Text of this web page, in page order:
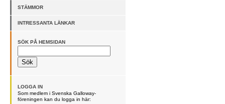
STÄMMOR
INTRESSANTA LÄNKAR
SÖK PÅ HEMSIDAN
LOGGA IN
Som medlem i Svenska Galloway-
föreningen kan du logga in här: